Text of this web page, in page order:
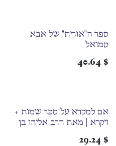
ספר ה"אורית" של אבא
סמואל
$
40.64
אם למקרא על ספר שמות +
ויקרא | מאת הרב אליהו בן
$
29.24